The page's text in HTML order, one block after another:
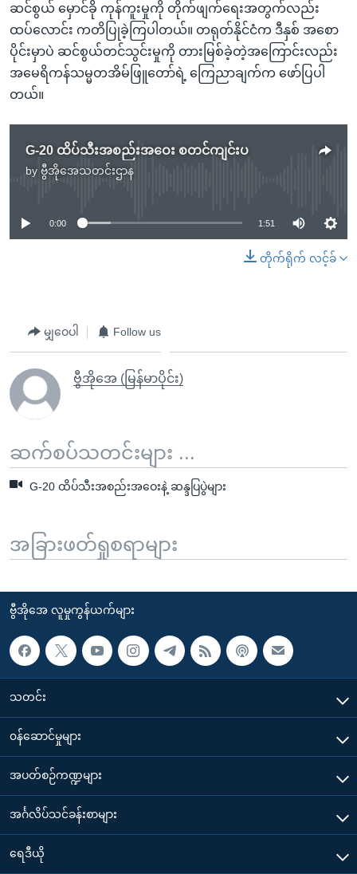
ဆင်စွယ် မှောင်ခို ကုန်ကူးမှုကို တိုက်ဖျက်ရေးအတွက်လည်း
ထပ်လောင်း ကတိပြုခဲ့ကြပါတယ်။ တရုတ်နိုင်ငံက ဒီနှစ် အစော
ပိုင်းမှာပဲ ဆင်စွယ်တင်သွင်းမှုကို တားမြစ်ခဲ့တဲ့အကြောင်းလည်း
အမေရိကန်သမ္မတအိမ်ဖြူတော်ရဲ့ ကြေညာချက်က ဖော်ပြပါ
တယ်။
G-20 ထိပ်သီးအစည်းအဝေး စတင်ကျင်းပ
by ဗွီအိုအေသတင်းဌာန
No media source currently available
0:00 1:51
တိုက်ရိုက် လင့်ခ်
မျှဝေပါ Follow us
ဗွီအိုအေ (မြန်မာပိုင်း)
ဆက်စပ်သတင်းများ ...
G-20 ထိပ်သီးအစည်းအဝေးနဲ့ ဆန္ဒပြပွဲများ
အခြားဖတ်ရှုစရာများ
ဗွီအိုအေ လူမှုကွန်ယက်များ
သတင်း
၀န်ဆောင်မှုများ
အပတ်စဉ်ကဏ္ဍများ
အင်္ဂလိပ်သင်ခန်းစာများ
ရေဒီယို